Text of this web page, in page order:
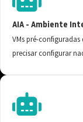
AIA - Ambiente
VMs pré-
precisar configurar